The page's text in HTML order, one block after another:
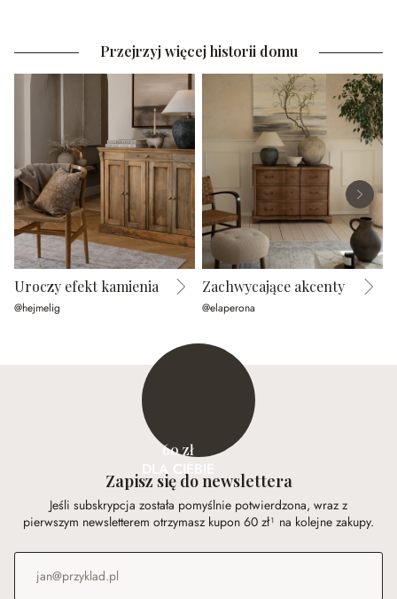
Przejrzyj więcej historii domu
Uroczy efekt kamienia
@hejmelig
Zachwycające akcenty
@elaperona
60 zł
DLA CIEBIE
Zapisz się do newslettera
Jeśli subskrypcja została pomyślnie potwierdzona, wraz z
pierwszym newsletterem otrzymasz kupon 60 zł¹ na kolejne zakupy.
Adres e-mail